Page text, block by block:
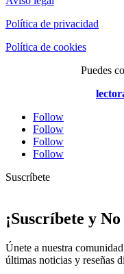
Política de privacidad
Política de cookies
Puedes
Follow
Follow
Follow
Follow
Suscríbete
¡Suscríbete y
Únete a nuestra
últimas noticias y reseñas